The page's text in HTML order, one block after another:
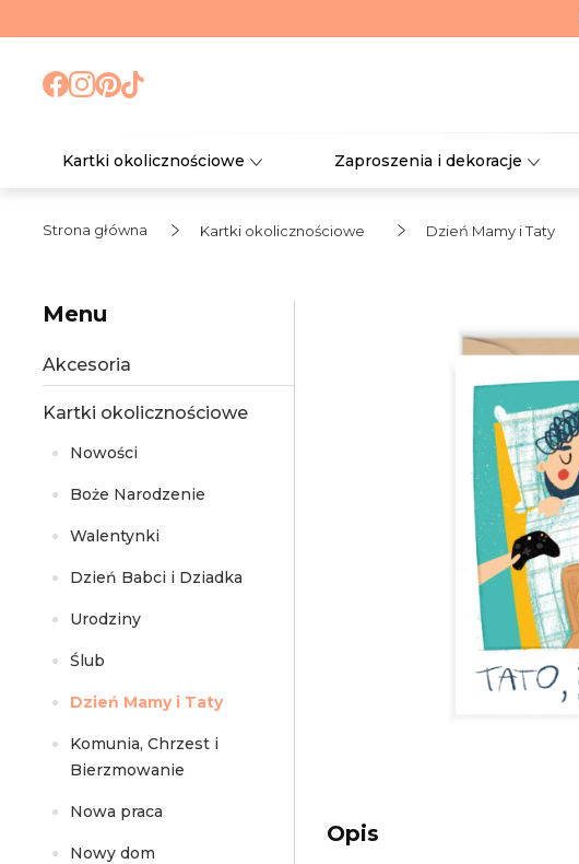
Kartki okolicznościowe Zaproszenia i dekoracje
Strona główna Kartki okolicznościowe Dzień Mamy i Taty
Menu
Akcesoria
Kartki okolicznościowe
Nowości
Boże Narodzenie
Walentynki
Dzień Babci i Dziadka
Urodziny
Ślub
Dzień Mamy i Taty
Komunia, Chrzest i
Bierzmowanie
Nowa praca
Nowy dom
Opis